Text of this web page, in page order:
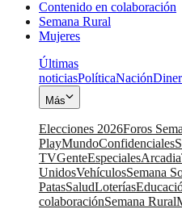
Contenido en colaboración
Semana Rural
Mujeres
Últimas
noticiasPolíticaNación
Más
Elecciones 2026Foros
PlayMundoConfidenciales
TVGenteEspecialesArcadia
UnidosVehículosSemana
PatasSaludLoterías
colaboraciónSemana Rural